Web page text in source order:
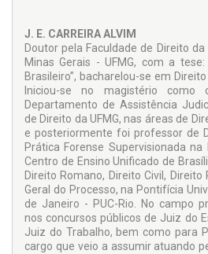
SUBSEÇÃO I – DO OBJETO DA
Arts. 831 ao 836
SUBSEÇÃO II – DA
REGISTRO E DO DEPÓSITO
Arts. 837 ao 844
SUBSEÇÃO III – DO LUGAR DE
Arts. 845 e 846
SUBSEÇÃO IV – DAS
Arts. 847 ao 853
SUBSEÇÃO V – DA PENHORA DE
OU EM APLICAÇÃO FINANCEIRA
Art. 854
SUBSEÇÃO VI – DA PENHORA DE
J. E. CARREIRA ALVIM
Doutor pela Faculdade de Direito
Minas Gerais - UFMG, com a
Brasileiro”, bacharelou-se em
Iniciou-se no magistério como
Departamento de As­sistência
de Direito da UFMG, nas áreas de
e posteriormente foi professor de
Prática Forense Supervisionada
Centro de Ensino Unificado de
Direito Romano, Direito Civil, Direito
Geral do Processo, na Pontifícia
de Janeiro - PUC-Rio. No campo
nos concursos públicos de Juiz do
Juiz do Trabalho, bem como para
cargo que veio a assumir atuando